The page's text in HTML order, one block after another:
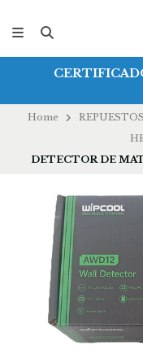
Home
DETECTOR DE